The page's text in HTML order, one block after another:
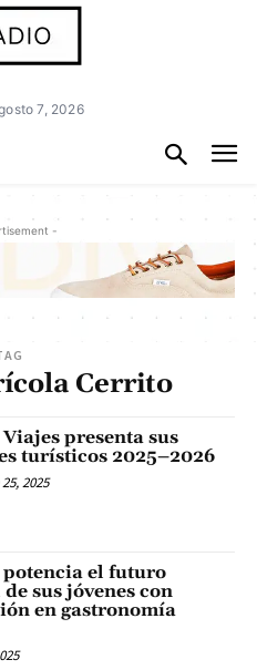
7, 2026
-
Cerrito
presenta sus
turísticos 2025–2026
2025
el futuro
sus jóvenes con
en gastronomía